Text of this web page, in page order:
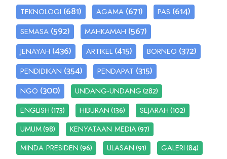
TEKNOLOGI (681) AGAMA (671) PAS (614)
SEMASA (592) MAHKAMAH (567)
JENAYAH (436) ARTIKEL (415) BORNEO (372)
PENDIDIKAN (354) PENDAPAT (315)
NGO (300) UNDANG-UNDANG(282)
ENGLISH(173) HIBURAN(136) SEJARAH(102)
UMUM(98) KENYATAAN MEDIA(97)
MINDA PRESIDEN(96) ULASAN(91) GALERI(84)